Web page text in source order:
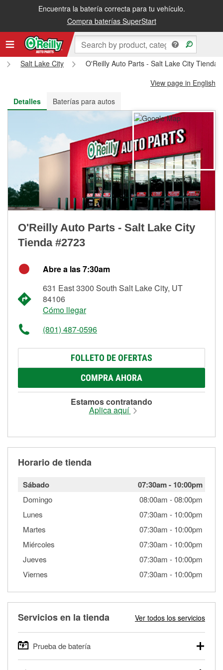
Encuentra la batería correcta para tu vehículo.
Compra baterías SuperStart
Recibe tu orden gratis al día siguiente o recógela en la tienda
Salt Lake City
O'Reilly Auto Parts - Salt Lake City Tienda
View page in English
Detalles
Baterías para autos
O'Reilly Auto Parts - Salt Lake City
Tienda #2723
Abre a las 7:30am
631 East 3300 South Salt Lake City, UT
84106
Cómo llegar
(801) 487-0596
FOLLETO DE OFERTAS
COMPRA AHORA
Estamos contratando
Aplica aquí
Horario de tienda
Sábado 07:30am- 10:00pm
Domingo 08:00am -08:00pm
Lunes
07:30am - 10:00pm
Martes
07:30am - 10:00pm
Miércoles
07:30am - 10:00pm
Jueves
07:30am - 10:00pm
Viernes
07:30am - 10:00pm
Servicios en la tienda Ver todos los servicios
Prueba de batería